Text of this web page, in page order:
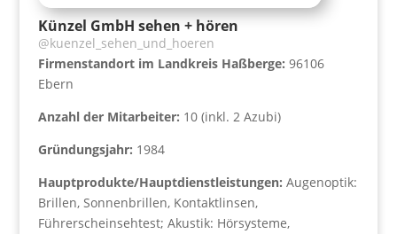
Künzel GmbH sehen + hören
@kuenzel_sehen_und_hoeren
Firmenstandort im Landkreis Haßberge: 96106
Ebern
Anzahl der Mitarbeiter: 10 (inkl. 2 Azubi)
Gründungsjahr: 1984
Hauptprodukte/Hauptdienstleistungen: Augenoptik:
Brillen, Sonnenbrillen, Kontaktlinsen,
Führerscheinsehtest; Akustik: Hörsysteme,